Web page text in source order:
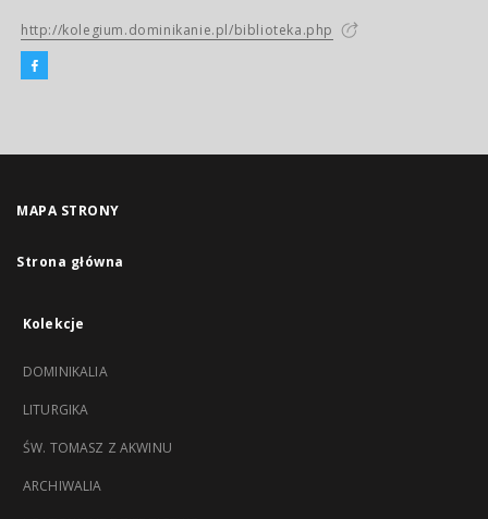
http://kolegium.dominikanie.pl/biblioteka.php
MAPA STRONY
Strona główna
Kolekcje
DOMINIKALIA
LITURGIKA
ŚW. TOMASZ Z AKWINU
ARCHIWALIA